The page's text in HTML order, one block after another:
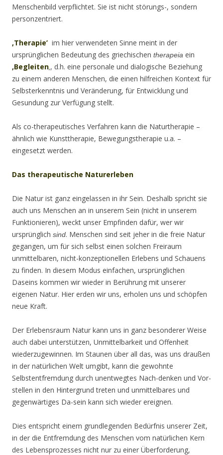
Menschenbild verpflichtet. Sie ist nicht störungs-, sondern
personzentriert.
‚Therapie’ im hier verwendeten Sinne meint in der
ursprünglichen Bedeutung des griechischen therapeia ein
‚Begleiten , d.h. eine personale und dialogische Beziehung
zu einem anderen Menschen, die einen hilfreichen Kontext für
Selbsterkenntnis und Veränderung, für Entwicklung und
Gesundung zur Verfügung stellt.
Als co-therapeutisches Verfahren kann die Naturtherapie –
ähnlich wie Kunsttherapie, Bewegungstherapie u.a. –
eingesetzt werden.
Das therapeutische Naturerleben
Die Natur ist ganz eingelassen in ihr Sein. Deshalb spricht sie
auch uns Menschen an in unserem Sein (nicht in unserem
Funktionieren), weckt unser Empfinden dafür, wer wir
ursprünglich sind. Menschen sind seit jeher in die freie Natur
gegangen, um für sich selbst einen solchen Freiraum
unmittelbaren, nicht-konzeptionellen Erlebens und Schauens
zu finden. In diesem Modus einfachen, ursprünglichen
Daseins kommen wir wieder in Berührung mit unserer
eigenen Natur. Hier erden wir uns, erholen uns und schöpfen
neue Kraft.
Der Erlebensraum Natur kann uns in ganz besonderer Weise
auch dabei unterstützen, Unmittelbarkeit und Offenheit
wiederzugewinnen. Im Staunen über all das, was uns draußen
in der natürlichen Welt umgibt, kann die gewohnte
Selbstentfremdung durch unentwegtes Nach-denken und Vor-
stellen in den Hintergrund treten und unmittelbares und
gegenwärtiges Da-sein kann sich wieder ereignen.
Dies entspricht einem grundlegenden Bedürfnis unserer Zeit,
in der die Entfremdung des Menschen vom natürlichen Kern
des Lebensprozesses nicht nur zu einer Überforderung,